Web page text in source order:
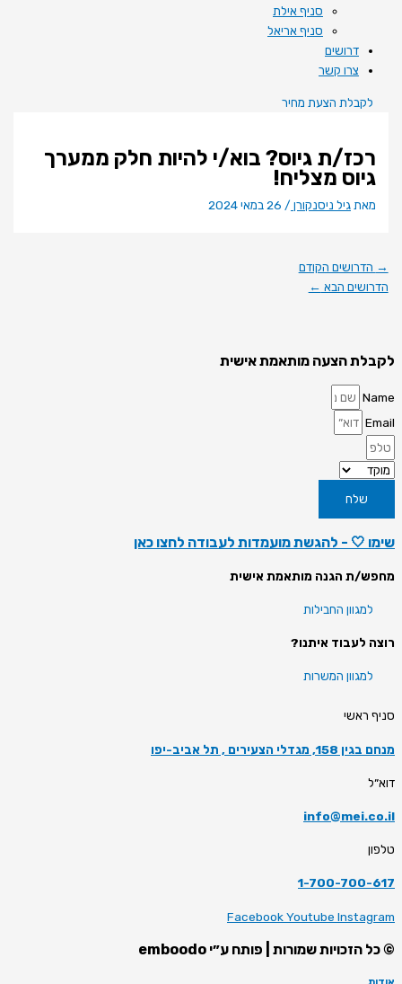
סניף אילת
סניף אריאל
דרושים
צרו קשר
לקבלת הצעת מחיר
רכז/ת גיוס? בוא/י להיות חלק ממערך
גיוס מצליח!
מאתגיל ניסנקורן / 26 במאי 2024
→ הדרושים הקודם
הדרושים הבא ←
לקבלת הצעה מותאמת אישית
Name
Email
שלח
שימו 🤍 - להגשת מועמדות לעבודה לחצו כאן
מחפש/ת הגנה מותאמת אישית
למגוון החבילות
רוצה לעבוד איתנו?
למגוון המשרות
סניף ראשי
מנחם בגין 158, מגדלי הצעירים , תל אביב-יפו
דוא״ל
info@mei.co.il
טלפון
1-700-700-617
FacebookYoutube Instagram
© כל הזכויות שמורות | פותח ע״י emboodo
אודות